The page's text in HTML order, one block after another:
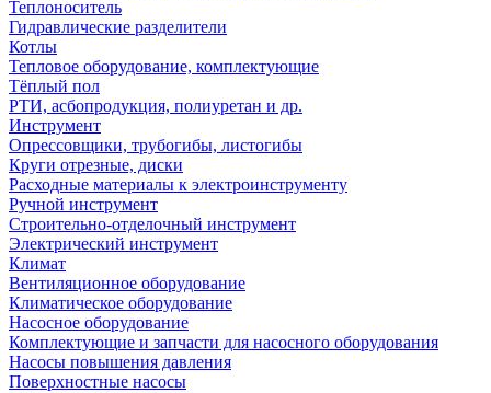
Теплоноситель
Гидравлические разделители
Котлы
Тепловое оборудование, комплектующие
Тёплый пол
РТИ, асбопродукция, полиуретан и др.
Инструмент
Опрессовщики, трубогибы, листогибы
Круги отрезные, диски
Расходные материалы к электроинструменту
Ручной инструмент
Строительно-отделочный инструмент
Электрический инструмент
Климат
Вентиляционное оборудование
Климатическое оборудование
Насосное оборудование
Комплектующие и запчасти для насосного оборудования
Насосы повышения давления
Поверхностные насосы